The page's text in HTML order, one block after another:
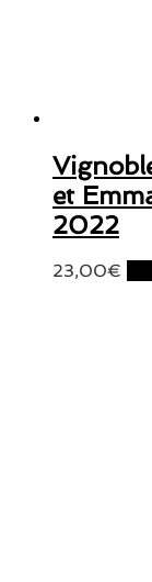
et
2022
23,00€